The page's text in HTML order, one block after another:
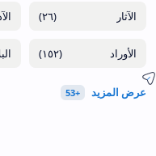
(٢٦)
(١٥٢)